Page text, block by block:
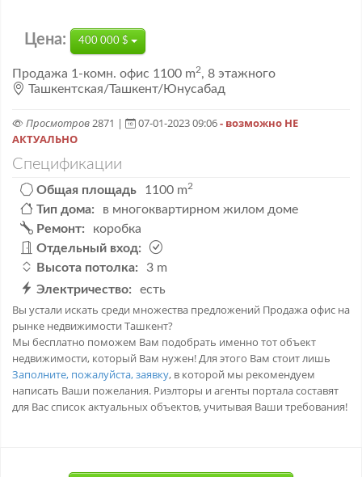
Цена: 400 000 $
Продажа 1-комн. офис 1100 m2, 8 этажного
Ташкентская/Ташкент/Юнусабад
Просмотров2871 | 07-01-2023 09:06- возможно НЕ
АКТУАЛЬНО
Спецификации
Общая площадь 1100 m2
Тип дома:
в многоквартирном жилом доме
Ремонт:
коробка
Отдельный вход:
Высота потолка:
3 m
Электричество:
есть
Вы устали искать среди множества предложений Продажа офис на
рынке недвижимости Ташкент?
Мы бесплатно поможем Вам подобрать именно тот объект
недвижимости, который Вам нужен! Для этого Вам стоит лишь
Заполните, пожалуйста, заявку, в которой мы рекомендуем
написать Ваши пожелания. Риэлторы и агенты портала составят
для Вас список актуальных объектов, учитывая Ваши требования!